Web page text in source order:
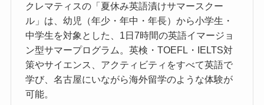
クレマティスの「夏休み英語漬けサマースクー
ル」は、幼児（年少・年中・年長）から小学生・
中学生を対象とした、1日7時間の英語イマージョ
ン型サマープログラム。英検・TOEFL・IELTS対
策やサイエンス、アクティビティをすべて英語で
学び、名古屋にいながら海外留学のような体験が
可能。